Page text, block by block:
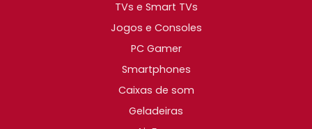
TVs e Smart TVs
Jogos e Consoles
PC Gamer
Smartphones
Caixas de som
Geladeiras